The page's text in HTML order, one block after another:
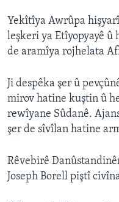
FOLLOW US
Zimanên Din
Yekîtîya Awrûpa
leşkeri ya Etîyopyayê û
de aramîya rojhelata
Ji despêka şer û
mirov hatine kuştin û
rewîyane Sûdanê.
şer de sîvîlan hatine
Rêvebirê
Joseph Borell piştî